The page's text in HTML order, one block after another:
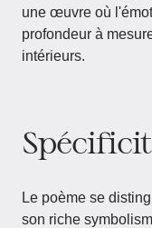
une œuvre où
profondeur à
intérieurs.
Le poème se
son riche